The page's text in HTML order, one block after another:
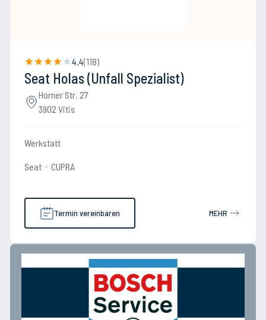
4.4(118)
Seat Holas (Unfall Spezialist)
Horner Str. 27
3902 Vitis
Werkstatt
Seat CUPRA
Termin vereinbaren MEHR